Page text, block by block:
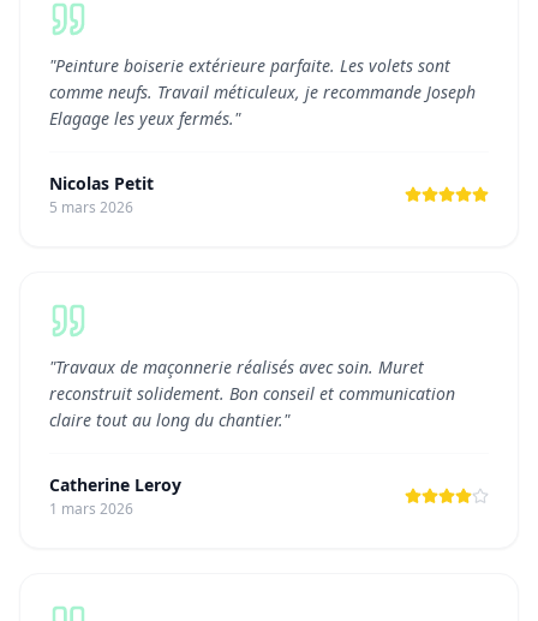
"Peinture boiserie extérieure parfaite. Les volets sont
comme neufs. Travail méticuleux, je recommande Joseph
Elagage les yeux fermés."
Nicolas Petit
5 mars 2026
"Travaux de maçonnerie réalisés avec soin. Muret
reconstruit solidement. Bon conseil et communication
claire tout au long du chantier."
Catherine Leroy
1 mars 2026